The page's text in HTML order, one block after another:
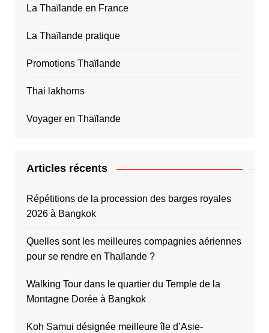
La Thaïlande en France
La Thaïlande pratique
Promotions Thaïlande
Thai lakhorns
Voyager en Thaïlande
Articles récents
Répétitions de la procession des barges royales
2026 à Bangkok
Quelles sont les meilleures compagnies aériennes
pour se rendre en Thaïlande ?
Walking Tour dans le quartier du Temple de la
Montagne Dorée à Bangkok
Koh Samui désignée meilleure île d’Asie-